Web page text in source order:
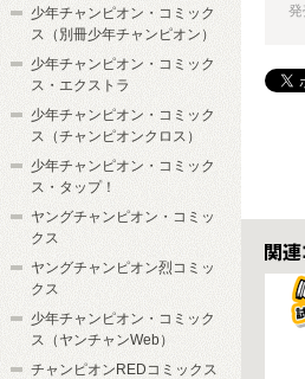
関連
少年チャンピオン・コミック
ス（別冊少年チャンピオン）
少年チャンピオン・コミック
ス・エクストラ
少年チャンピオン・コミック
ス（チャンピオンクロス）
少年チャンピオン・コミック
ス・タップ！
ヤングチャンピオン・コミッ
クス
ヤングチャンピオン烈コミッ
クス
少年チャンピオン・コミック
ス（ヤンチャンWeb）
チャンピオンREDコミックス